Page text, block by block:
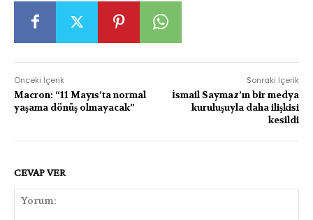
Önceki İçerik
Macron: “11 Mayıs’ta normal
yaşama dönüş olmayacak”
Sonraki İçerik
İsmail Saymaz’ın bir medya
kuruluşuyla daha ilişkisi
kesildi
CEVAP VER